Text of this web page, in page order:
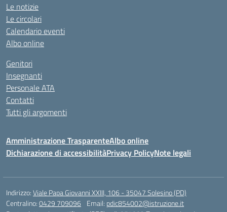
Le notizie
Le circolari
Calendario eventi
Albo online
Genitori
Insegnanti
Personale ATA
Contatti
Tutti gli argomenti
Amministrazione TrasparenteAlbo online
Dichiarazione di accessibilitàPrivacy PolicyNote legali
Indirizzo:Viale Papa Giovanni XXIII, 106 - 35047 Solesino (PD)
Centralino:0429 709096 Email: pdic854002@istruzione.it